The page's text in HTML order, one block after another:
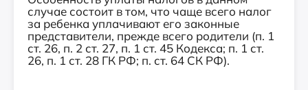
случае состоит в том, что чаще всего налог
за ребенка уплачивают его законные
представители, прежде всего родители (п. 1
ст. 26, п. 2 ст. 27, п. 1 ст. 45 Кодекса; п. 1 ст.
26, п. 1 ст. 28 ГК РФ; п. ст. 64 СК РФ).